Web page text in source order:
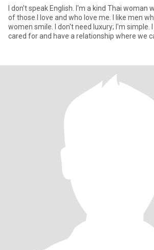
I don't speak English. I'm a kind Thai woman
of those I love and who love me. I like men
women smile. I don't need luxury; I'm simple.
cared for and have a relationship where we